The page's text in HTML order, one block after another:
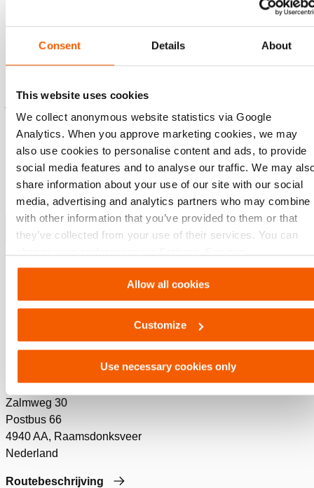
Consent Details About
This website uses cookies
We collect anonymous website statistics via Google
Analytics. When you approve marketing cookies, we may
also use cookies to personalise content and ads, to provide
social media features and to analyse our traffic. We may
share information about your use of our site with our social
media, advertising and analytics partners who may combine
with other information that you’ve provided to them or that
they’ve collected from your use of their services. You can
cookiestatement.
Allow all cookies
Customize
Use necessary cookies only
Ik ga ermee akkoord om andere berichten te ontvangen
van Holmatro.
Je kunt je op elk moment afmelden voor deze berichten.
Bekijk ons privacybeleidvoor meer informatie over hoe je af
je privacy te beschermen en respecteren.
Door hieronder op verzenden te klikken, geef je toestemming
aan Holmatro om de hierboven ingediende persoonlijke
informatie op te slaan en te verwerken om je van de
gevraagde inhoud te voorzien.
HOLMATRO RESCUE
EQUIPMENT
+31 (0) 162 589 200
rescue@holmatro.com
Zalmweg 30
Postbus 66
4940 AA, Raamsdonksveer
Nederland
Routebeschrijving